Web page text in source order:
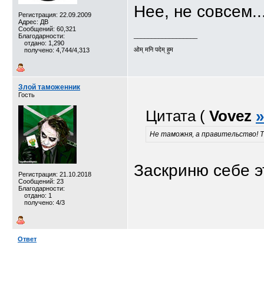
Регистрация: 22.09.2009
Адрес: ДВ
Сообщений: 60,321
Благодарности:
отдано: 1,290
получено: 4,744/4,313
Нее, не
ओम् मनि पदेम् हुम
Злой таможенник
Гость
Регистрация: 21.10.2018
Сообщений: 23
Благодарности:
отдано: 1
получено: 4/3
Цитата ( Vovez »
Не таможня, а правительство!
Заскриню себе
Ответ